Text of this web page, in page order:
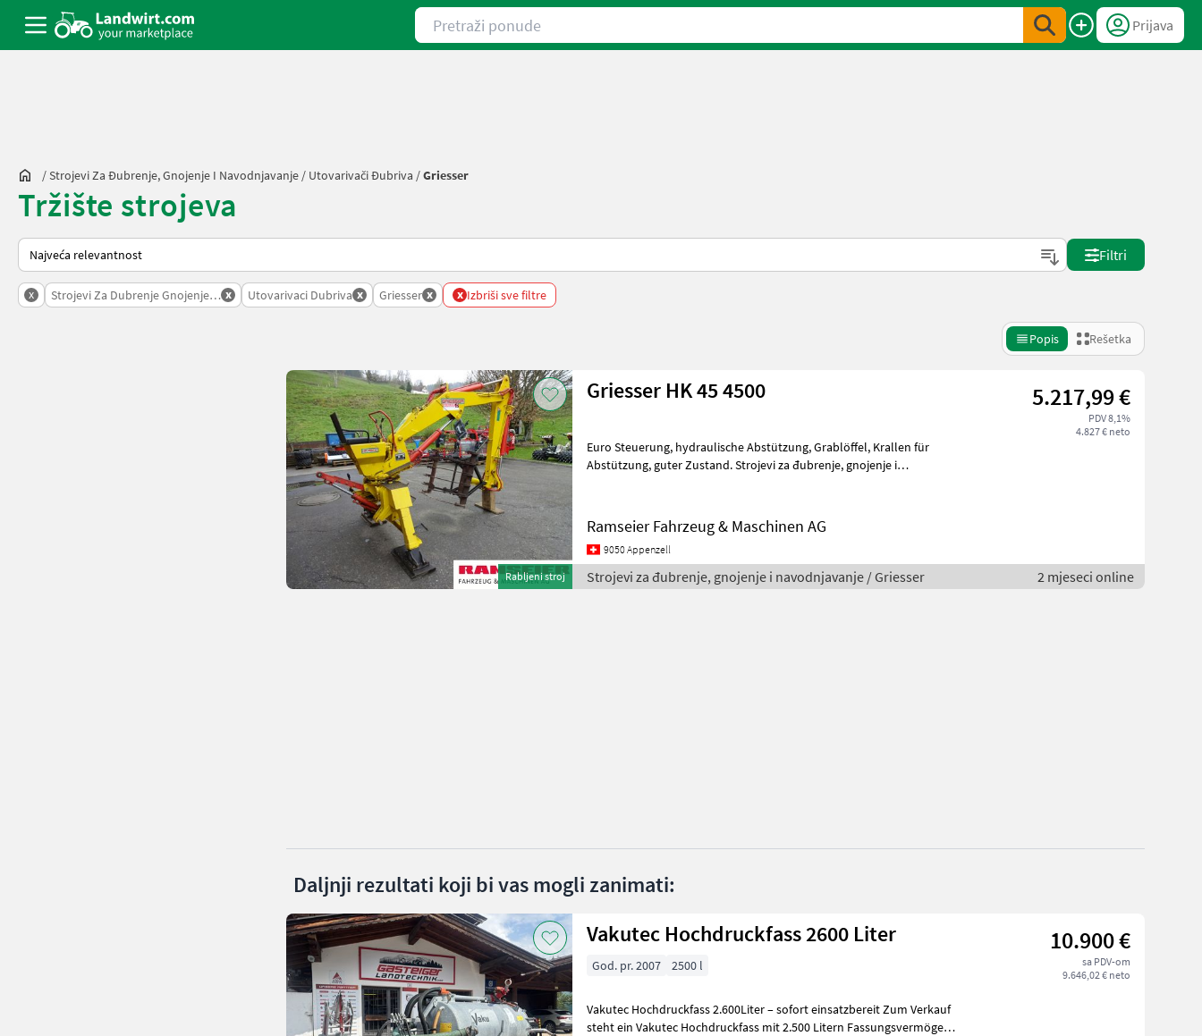
Pretraži ponude
Prijava
/Strojevi Za Đubrenje, Gnojenje I Navodnjavanje / Utovarivači Đubriva /Griesser
Tržište strojeva
Tako se sortira na Landwirt.com
Filtri
x Strojevi Za Dubrenje Gnojenje I Navodnjavanje
x Utovarivaci Dubriva x Griesser x x Izbriši sve filtre
Popis Rešetka
Rabljeni stroj
Griesser HK 45 4500 5.217,99 €
PDV 8,1%
4.827 € neto
Euro Steuerung, hydraulische Abstützung, Grablöffel, Krallen für
Abstützung, guter Zustand. Strojevi za đubrenje, gnojenje i
Ramseier Fahrzeug & Maschinen AG
9050 Appenzell
Strojevi za đubrenje, gnojenje i navodnjavanje / Griesser 2 mjeseci online
Daljnji rezultati koji bi vas mogli zanimati:
Vakutec Hochdruckfass 2600 Liter 10.900 €
sa PDV-om
9.646,02 € neto
God. pr. 2007 2500 l
Vakutec Hochdruckfass 2.600Liter – sofort einsatzbereit Zum Verkauf
steht ein Vakutec Hochdruckfass mit 2.500 Litern Fassungsvermögen,